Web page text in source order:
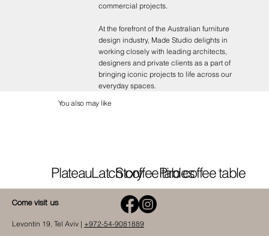
commercial projects.
At the forefront of the Australian furniture
design industry, Made Studio delights in
working closely with leading architects,
designers and private clients as a part of
bringing iconic projects to life across our
everyday spaces.
Plateau Story
Latch coffee tablesPiro coffee table
You also may like
Come visit us
Levontin 19, Tel Aviv | +972-54-9081889